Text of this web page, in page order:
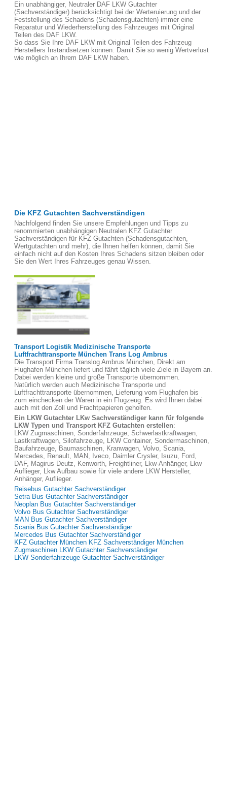
Ein unabhängiger, Neutraler DAF LKW Gutachter
(Sachverständiger) berücksichtigt bei der Werteruierung und der
Feststellung des Schadens (Schadensgutachten) immer eine
Reparatur und Wiederherstellung des Fahrzeuges mit Original
Teilen des DAF LKW.
So dass Sie Ihre DAF LKW mit Original Teilen des Fahrzeug
Herstellers Instandsetzen können. Damit Sie so wenig Wertverlust
wie möglich an Ihrem DAF LKW haben.
Die KFZ Gutachten Sachverständigen
Nachfolgend finden Sie unsere Empfehlungen und Tipps zu
renommierten unabhängigen Neutralen KFZ Gutachter
Sachverständigen für KFZ Gutachten (Schadensgutachten,
Wertgutachten und mehr), die Ihnen helfen können, damit Sie
einfach nicht auf den Kosten Ihres Schadens sitzen bleiben oder
Sie den Wert Ihres Fahrzeuges genau Wissen.
Transport Logistik Medizinische Transporte
Luftfrachttransporte München Trans Log Ambrus
Die Transport Firma Translog Ambrus München, Direkt am
Flughafen München liefert und fährt täglich viele Ziele in Bayern an.
Dabei werden kleine und große Transporte übernommen.
Natürlich werden auch Medizinische Transporte und
Luftfrachttransporte übernommen, Lieferung vom Flughafen bis
zum einchecken der Waren in ein Flugzeug. Es wird Ihnen dabei
auch mit den Zoll und Frachtpapieren geholfen.
Ein LKW Gutachter LKw Sachverständiger kann für folgende
LKW Typen und Transport KFZ Gutachten erstellen:
LKW Zugmaschinen, Sonderfahrzeuge, Schwerlastkraftwagen,
Lastkraftwagen, Silofahrzeuge, LKW Container, Sondermaschinen,
Baufahrzeuge, Baumaschinen, Kranwagen, Volvo, Scania,
Mercedes, Renault, MAN, Iveco, Daimler Crysler, Isuzu, Ford,
DAF, Magirus Deutz, Kenworth, Freightliner, Lkw-Anhänger, Lkw
Auflieger, Lkw Aufbau sowie für viele andere LKW Hersteller,
Anhänger, Auflieger.
Reisebus Gutachter Sachverständiger
Setra Bus Gutachter Sachverständiger
Neoplan Bus Gutachter Sachverständiger
Volvo Bus Gutachter Sachverständiger
MAN Bus Gutachter Sachverständiger
Scania Bus Gutachter Sachverständiger
Mercedes Bus Gutachter Sachverständiger
KFZ Gutachter München KFZ Sachverständiger München
Zugmaschinen LKW Gutachter Sachverständiger
LKW Sonderfahrzeuge Gutachter Sachverständiger